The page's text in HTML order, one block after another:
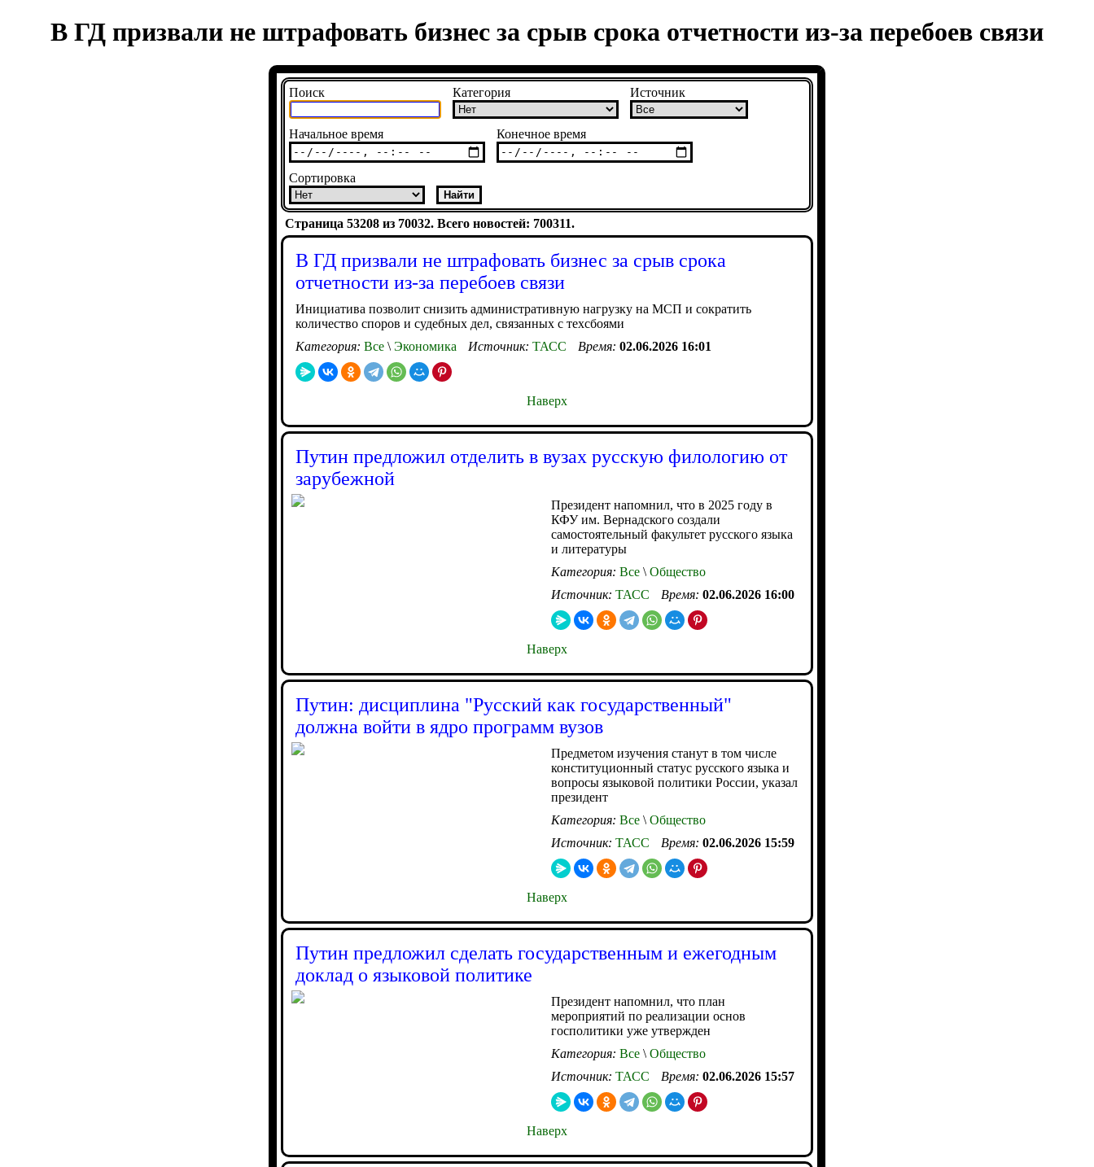
В ГД призвали не штрафовать бизнес за срыв срока отчетности из-за перебоев связи
Поиск Категория Источник
Начальное время Конечное время
Сортировка
Страница 53208 из 70032. Всего новостей: 700311.
В ГД призвали не штрафовать бизнес за срыв срока
отчетности из-за перебоев связи
Инициатива позволит снизить административную нагрузку на МСП и сократить
количество споров и судебных дел, связанных с техсбоями
Категория: Все \ Экономика Источник: ТАСС Время: 02.06.2026 16:01
Наверх
Путин предложил отделить в вузах русскую филологию от
зарубежной
Президент напомнил, что в 2025 году в
КФУ им. Вернадского создали
самостоятельный факультет русского языка
и литературы
Категория: Все \ Общество
Источник: ТАСС Время: 02.06.2026 16:00
Наверх
Путин: дисциплина "Русский как государственный"
должна войти в ядро программ вузов
Предметом изучения станут в том числе
конституционный статус русского языка и
вопросы языковой политики России, указал
президент
Категория: Все \ Общество
Источник: ТАСС Время: 02.06.2026 15:59
Наверх
Путин предложил сделать государственным и ежегодным
доклад о языковой политике
Президент напомнил, что план
мероприятий по реализации основ
госполитики уже утвержден
Категория: Все \ Общество
Источник: ТАСС Время: 02.06.2026 15:57
Наверх